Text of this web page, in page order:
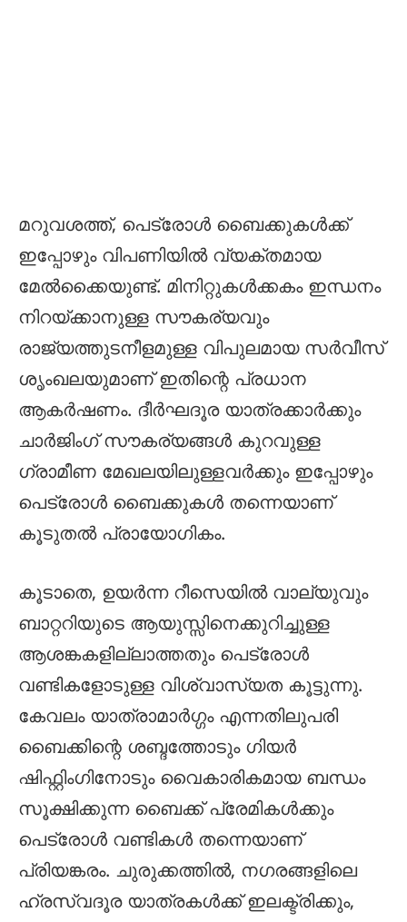
മറുവശത്ത്, പെട്രോൾ ബൈക്കുകൾക്ക്
ഇപ്പോഴും വിപണിയിൽ വ്യക്തമായ
മേൽക്കൈയുണ്ട്. മിനിറ്റുകൾക്കകം ഇന്ധനം
നിറയ്ക്കാനുള്ള സൗകര്യവും
രാജ്യത്തുടനീളമുള്ള വിപുലമായ സർവീസ്
ശൃംഖലയുമാണ് ഇതിന്റെ പ്രധാന
ആകർഷണം. ദീർഘദൂര യാത്രക്കാർക്കും
ചാർജിംഗ് സൗകര്യങ്ങൾ കുറവുള്ള
ഗ്രാമീണ മേഖലയിലുള്ളവർക്കും ഇപ്പോഴും
പെട്രോൾ ബൈക്കുകൾ തന്നെയാണ്
കൂടുതൽ പ്രായോഗികം.
കൂടാതെ, ഉയർന്ന റീസെയിൽ വാല്യുവും
ബാറ്ററിയുടെ ആയുസ്സിനെക്കുറിച്ചുള്ള
ആശങ്കകളില്ലാത്തതും പെട്രോൾ
വണ്ടികളോടുള്ള വിശ്വാസ്യത കൂട്ടുന്നു.
കേവലം യാത്രാമാർഗ്ഗം എന്നതിലുപരി
ബൈക്കിന്റെ ശബ്ദത്തോടും ഗിയർ
ഷിഫ്റ്റിംഗിനോടും വൈകാരികമായ ബന്ധം
സൂക്ഷിക്കുന്ന ബൈക്ക് പ്രേമികൾക്കും
പെട്രോൾ വണ്ടികൾ തന്നെയാണ്
പ്രിയങ്കരം. ചുരുക്കത്തിൽ, നഗരങ്ങളിലെ
ഹ്രസ്വദൂര യാത്രകൾക്ക് ഇലക്ട്രിക്കും,